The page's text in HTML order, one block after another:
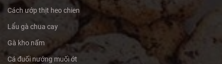
Cách ướp thịt heo chien
Lẩu gà chua cay
Gà kho nấm
Cá đuối nướng muối ớt